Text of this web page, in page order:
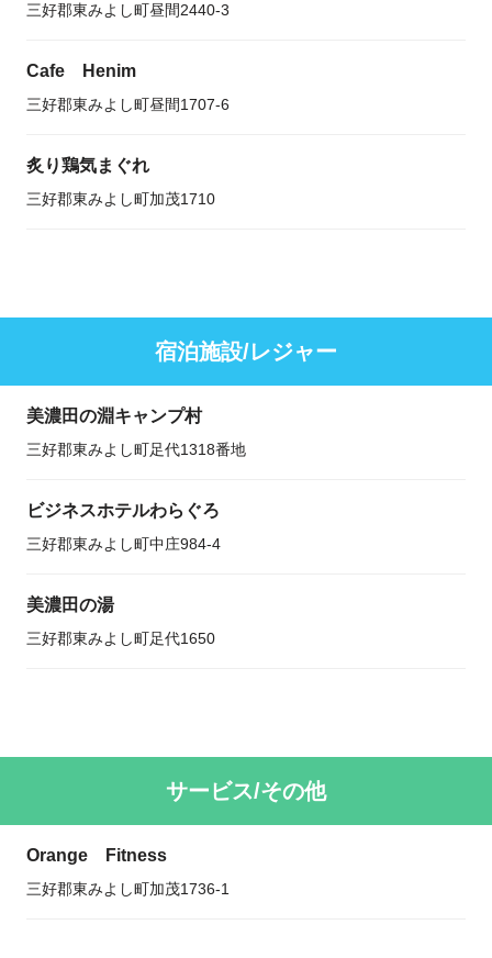
三好郡東みよし町昼間2440-3
Cafe Henim
三好郡東みよし町昼間1707-6
炙り鶏気まぐれ
三好郡東みよし町加茂1710
宿泊施設/レジャー
美濃田の淵キャンプ村
三好郡東みよし町足代1318番地
ビジネスホテルわらぐろ
三好郡東みよし町中庄984-4
美濃田の湯
三好郡東みよし町足代1650
サービス/その他
Orange Fitness
三好郡東みよし町加茂1736-1